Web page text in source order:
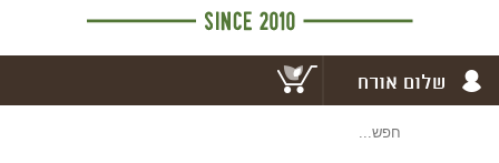
שלום אורח